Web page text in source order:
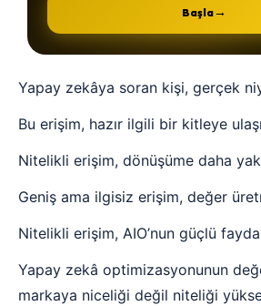
Başla→
Yapay zekâya soran kişi, gerçek
Bu erişim, hazır ilgili bir kitleye
Nitelikli erişim, dönüşüme daha
Geniş ama ilgisiz erişim, değer
Nitelikli erişim, AIO’nun güçlü
Yapay zekâ optimizasyonunun
markaya niceliği değil niteliği